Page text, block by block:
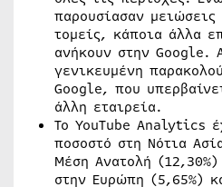
παρουσίασαν
τομείς, κάποια άλλα
ανήκουν στην Google.
γενικευμένη
Google, που
άλλη εταιρεία.
Το YouTube Analytics
ποσοστό στη Νότια
Μέση Ανατολή
στην Ευρώπη (5,65%)